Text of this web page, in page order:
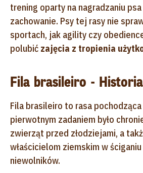
trening oparty na nagradzaniu psa
zachowanie. Psy tej rasy nie
sportach, jak agility czy
polubić zajęcia z tropienia
Fila brasileiro -
Fila brasileiro to rasa
pierwotnym zadaniem było
zwierząt przed złodziejami, a
właścicielom ziemskim w ściganiu
niewolników.